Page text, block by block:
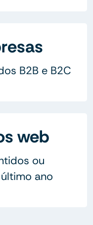
B2B e B2C
web
ou
ano